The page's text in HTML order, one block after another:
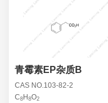
青霉素EP杂质B
CAS NO.103-82-2
C8 H 8O2